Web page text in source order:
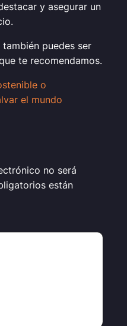
y asegurar un
puedes ser
te recomendamos.
o
el mundo
no será
están